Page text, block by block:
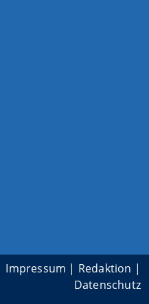
Impressum | Redaktion |
Datenschutz